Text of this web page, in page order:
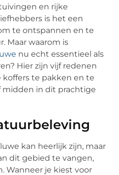
en rijke
is het een
te ontspannen en te
Maar waarom is
nu echt essentieel als
Hier zijn vijf redenen
te pakken en te
midden in dit prachtige
kan heerlijk zijn, maar
dit gebied te vangen,
Wanneer je kiest voor